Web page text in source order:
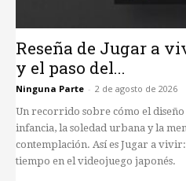
Reseña de Jugar a
y el paso del...
Ninguna Parte - 2 de agosto de 2026
Un recorrido sobre cómo el
infancia, la soledad urbana y la
contemplación. Así es Jugar a
tiempo en el videojuego japonés.